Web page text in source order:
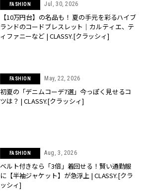
FASHION Jul, 30, 2026
【10万円台】の名品も！ 夏の手元を彩るハイブ
ランドのコードブレスレット｜カルティエ、テ
ィファニーなど | CLASSY.[クラッシィ]
FASHION May, 22, 2026
初夏の「デニムコーデ7選」今っぽく見せるコ
ツは？ | CLASSY.[クラッシィ]
FASHION Aug, 3, 2026
ベルト付きなら「3倍」着回せる！賢い通勤服
に【半袖ジャケット】が急浮上 | CLASSY.[クラ
ッシィ]